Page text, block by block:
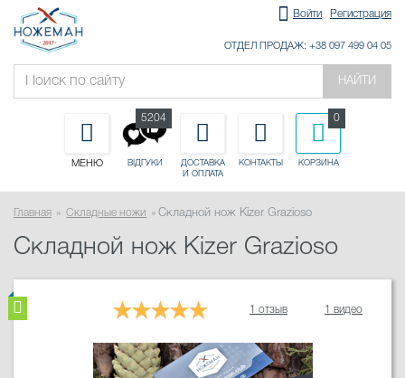
Войти Регистрация
ОТДЕЛ ПРОДАЖ: +38 097 499 04 05
НАЙТИ
МЕНЮ ВІДГУКИ
5204
ДОСТАВКА
И ОПЛАТА
КОНТАКТЫ КОРЗИНА
0
Главная Складные ножи Складной нож Kizer Grazioso
Складной нож Kizer Grazioso
1 отзыв 1 видео